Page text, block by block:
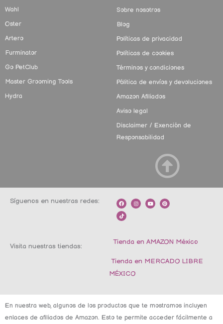
Wahl
Oster
Artero
Furminator
Go PetClub
Master Grooming Tools
Hydra
Sobre nosotros
Blog
Políticas de privacidad
Políticas de cookies
Términos y condiciones
Pólitica de envíos y devoluciones
Amazon Afiliados
Aviso legal
Disclaimer / Exención de
Responsabilidad
Síguenos en nuestras redes:
F
a
c
e
b
I
n
s
m
Y
o
u
P
i
n
t
T
i
k
t
o
Visita nuestras tiendas:
Tienda en AMAZON México
Tienda en MERCADO LIBRE
MÉXICO
En nuestra web, algunos de los productos que te mostramos incluyen
enlaces de afiliados de Amazon. Esto te permite acceder fácilmente a